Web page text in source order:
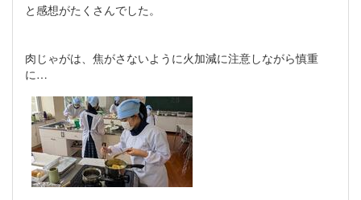
と感想がたくさんでした。
肉じゃがは、焦がさないように火加減に注意しながら慎重
に…